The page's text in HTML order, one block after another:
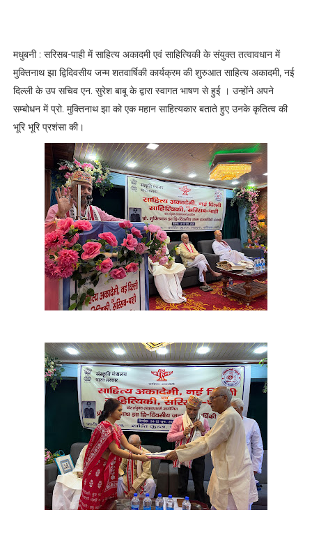
मधुबनी : सरिसब-पाही में साहित्य अकादमी एवं साहित्यिकी के संयुक्त तत्वावधान में
मुक्तिनाथ झा द्विदिवसीय जन्म शतवार्षिकी कार्यक्रम की शुरुआत साहित्य अकादमी, नई
दिल्ली के उप सचिव एन. सुरेश बाबू के द्वारा स्वागत भाषण से हुई । उन्होंने अपने
सम्बोधन में प्रो. मुक्तिनाथ झा को एक महान साहित्यकार बताते हुए उनके कृतित्व की
भूरि भूरि प्रशंसा की।